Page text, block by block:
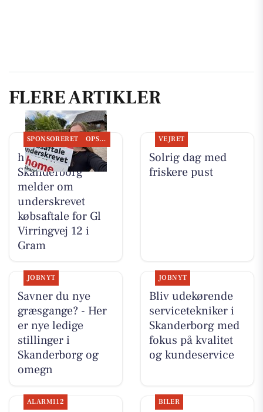
FLERE ARTIKLER
SPONSORERET OPSLAGSTAVLEN
home
Skanderborg
melder om
underskrevet
købsaftale for Gl
Virringvej 12 i
Gram
VEJRET
Solrig dag med
friskere pust
JOBNYT
Savner du nye
græsgange? - Her
er nye ledige
stillinger i
Skanderborg og
omegn
JOBNYT
Bliv udekørende
servicetekniker i
Skanderborg med
fokus på kvalitet
og kundeservice
ALARM112 BILER